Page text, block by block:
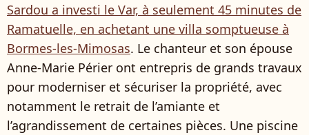
Sardou a investi le Var, à seulement 45 minutes de
Ramatuelle, en achetant une villa somptueuse à
Bormes-les-Mimosas. Le chanteur et son épouse
Anne-Marie Périer ont entrepris de grands travaux
pour moderniser et sécuriser la propriété, avec
notamment le retrait de l’amiante et
l’agrandissement de certaines pièces. Une piscine